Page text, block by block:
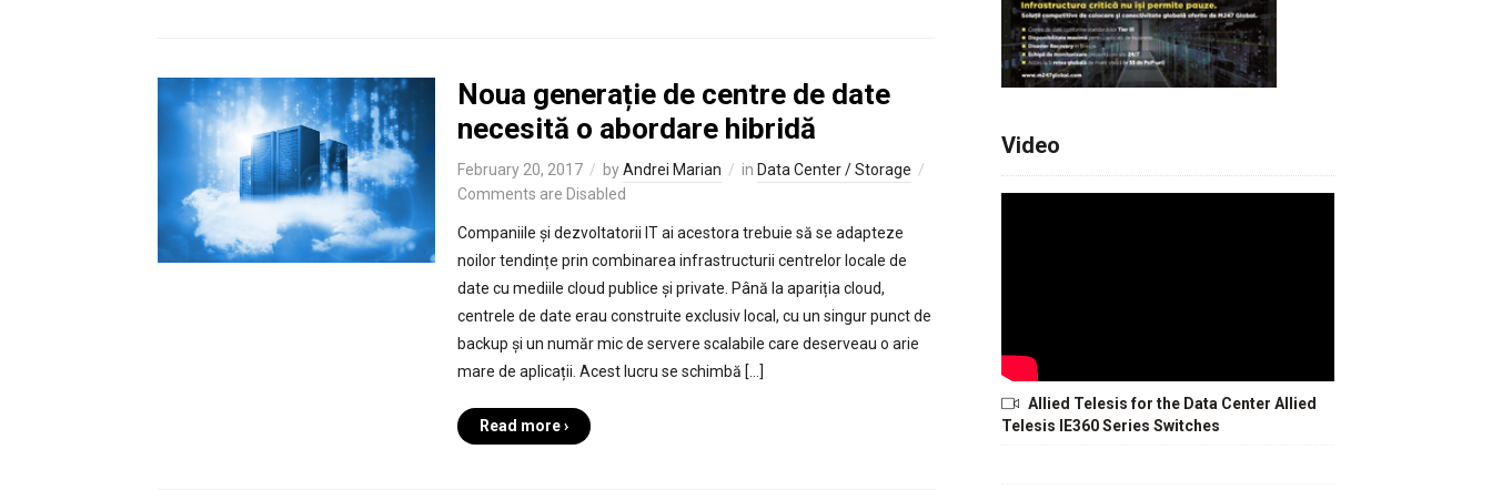
Noua generație de centre de date
necesită o abordare hibridă
February 20, 2017 byAndrei Marian in Data Center / Storage
Comments are Disabled
Companiile și dezvoltatorii IT ai acestora trebuie să se adapteze
noilor tendințe prin combinarea infrastructurii centrelor locale de
date cu mediile cloud publice și private. Până la apariția cloud,
centrele de date erau construite exclusiv local, cu un singur punct de
backup și un număr mic de servere scalabile care deserveau o arie
mare de aplicații. Acest lucru se schimbă […]
Read more ›
Video
Allied Telesis for the Data Center Allied
Telesis IE360 Series Switches